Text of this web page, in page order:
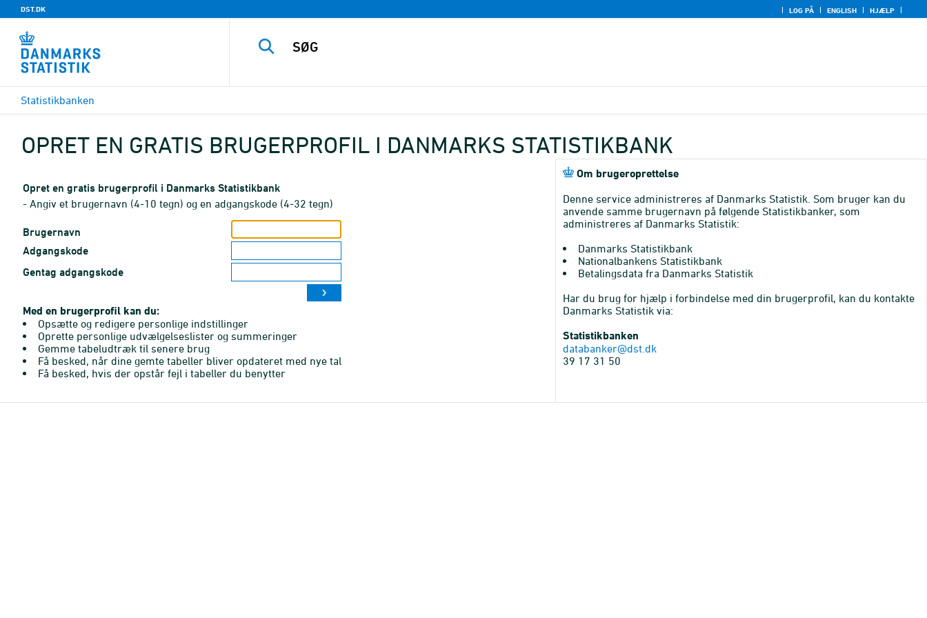
DST.DK LOG PÅ ENGLISH HJÆLP
Statistikbanken
OPRET EN GRATIS BRUGERPROFIL I DANMARKS STATISTIKBANK
Opret en gratis brugerprofil i Danmarks Statistikbank
- Angiv et brugernavn (4-10 tegn) og en adgangskode (4-32 tegn)
Brugernavn
Adgangskode
Gentag adgangskode
Med en brugerprofil kan du:
Opsætte og redigere personlige indstillinger
Oprette personlige udvælgelseslister og summeringer
Gemme tabeludtræk til senere brug
Få besked, når dine gemte tabeller bliver opdateret med nye tal
Få besked, hvis der opstår fejl i tabeller du benytter
Om brugeroprettelse
Denne service administreres af Danmarks Statistik. Som bruger kan du
anvende samme brugernavn på følgende Statistikbanker, som
administreres af Danmarks Statistik:
Danmarks Statistikbank
Nationalbankens Statistikbank
Betalingsdata fra Danmarks Statistik
Har du brug for hjælp i forbindelse med din brugerprofil, kan du kontakte
Danmarks Statistik via:
Statistikbanken
databanker@dst.dk
39 17 31 50